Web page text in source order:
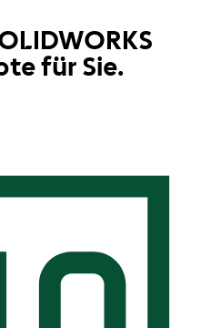
für Sie.